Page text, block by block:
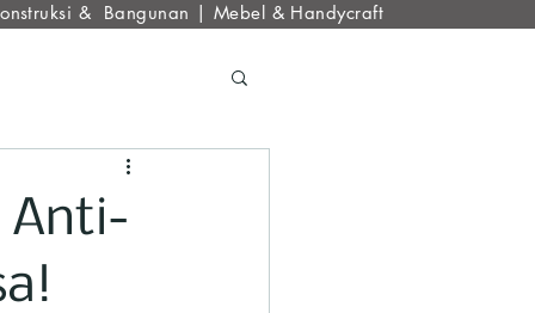
& Bangunan | Mebel & Handycraft
Anti-